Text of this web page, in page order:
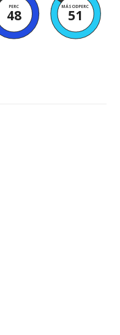
PERC
48
MÁSODPERC
50